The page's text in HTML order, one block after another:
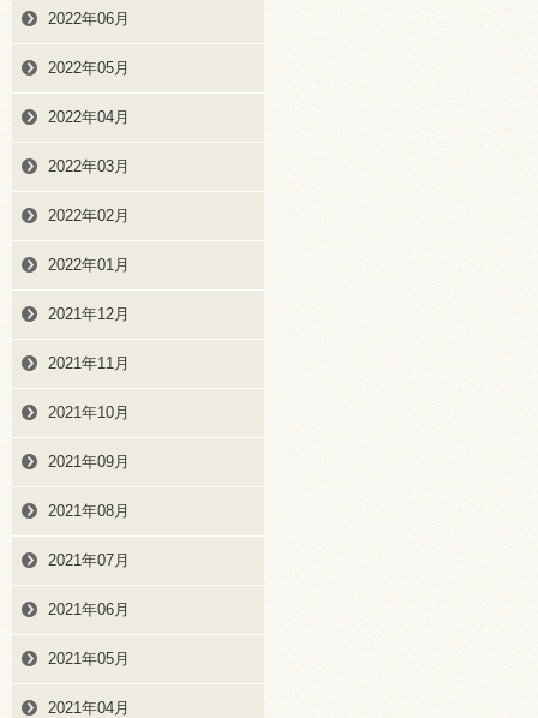
2022年06月
2022年05月
2022年04月
2022年03月
2022年02月
2022年01月
2021年12月
2021年11月
2021年10月
2021年09月
2021年08月
2021年07月
2021年06月
2021年05月
2021年04月